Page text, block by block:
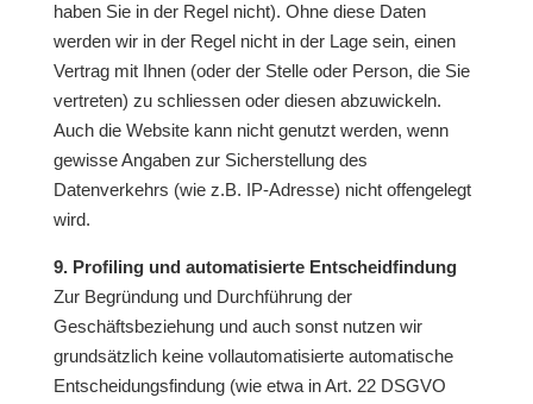
haben Sie in der Regel nicht). Ohne diese Daten
werden wir in der Regel nicht in der Lage sein, einen
Vertrag mit Ihnen (oder der Stelle oder Person, die Sie
vertreten) zu schliessen oder diesen abzuwickeln.
Auch die Website kann nicht genutzt werden, wenn
gewisse Angaben zur Sicherstellung des
Datenverkehrs (wie z.B. IP-Adresse) nicht offengelegt
wird.
9. Profiling und automatisierte Entscheidfindung
Zur Begründung und Durchführung der
Geschäftsbeziehung und auch sonst nutzen wir
grundsätzlich keine vollautomatisierte automatische
Entscheidungsfindung (wie etwa in Art. 22 DSGVO